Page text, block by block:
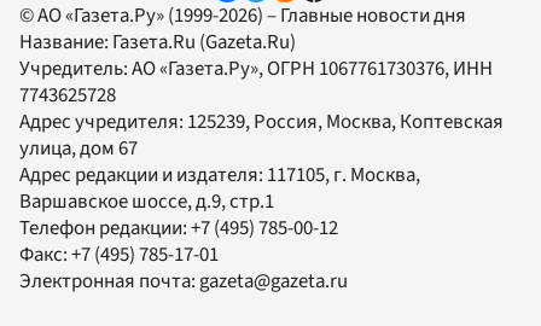
© АО «Газета.Ру» (1999-2026) – Главные новости дня
Название: Газета.Ru (Gazeta.Ru)
Учредитель:АО «Газета.Ру», ОГРН 1067761730376, ИНН
7743625728
Адрес учредителя: 125239, Россия, Москва, Коптевская
улица, дом 67
Адрес редакции и издателя: 117105, г. Москва,
Варшавское шоссе, д.9, стр.1
Телефон редакции:+7 (495) 785-00-12
Факс:+7 (495) 785-17-01
Электронная почта:gazeta@gazeta.ru